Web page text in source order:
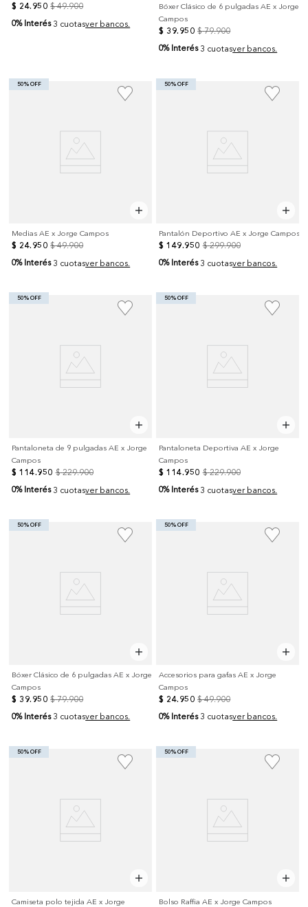
$ 24. 950 $ 49.900
0% Interés 3 cuotasver bancos.
Bóxer Clásico de 6 pulgadas AE x Jorge
Campos
$ 39. 950 $ 79.900
0% Interés 3 cuotasver bancos.
50% OFF
Medias AE x Jorge Campos
$ 24. 950 $ 49.900
0% Interés 3 cuotasver bancos.
50% OFF
Pantalón Deportivo AE x Jorge Campos
$ 149.950 $ 299.900
0% Interés 3 cuotasver bancos.
50% OFF
Pantaloneta de 9 pulgadas AE x Jorge
Campos
$ 114.950 $ 229.900
0% Interés 3 cuotasver bancos.
50% OFF
Pantaloneta Deportiva AE x Jorge
Campos
$ 114.950 $ 229.900
0% Interés 3 cuotasver bancos.
50% OFF
Bóxer Clásico de 6 pulgadas AE x Jorge
Campos
$ 39. 950 $ 79.900
0% Interés 3 cuotasver bancos.
50% OFF
Accesorios para gafas AE x Jorge
Campos
$ 24. 950 $ 49.900
0% Interés 3 cuotasver bancos.
50% OFF
Camiseta polo tejida AE x Jorge
50% OFF
Bolso Raffia AE x Jorge Campos